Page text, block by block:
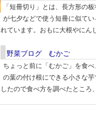
「短冊切り」とは、長方形の
が七夕などで使う短冊に似て
れています。おもに大根やにん
野菜ブログ むかご
ちょっと前に「むかご」を食
の葉の付け根にできる小さな
したので食べ方を調べたところ、